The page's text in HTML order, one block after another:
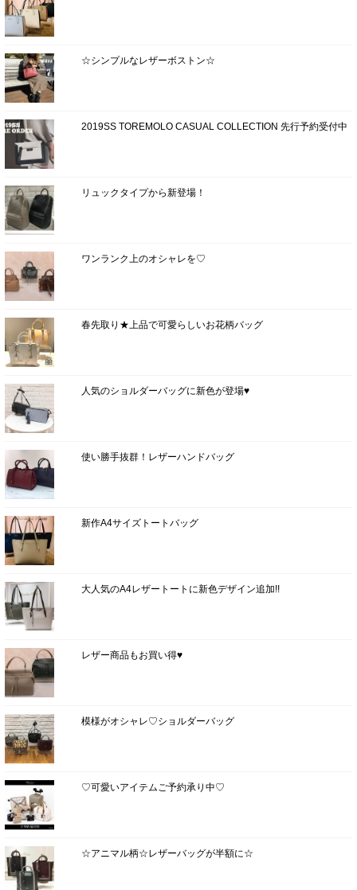
☆シンプルなレザーボストン☆
2019SS TOREMOLO CASUAL COLLECTION 先行予約受付中
リュックタイプから新登場！
ワンランク上のオシャレを♡
春先取り★上品で可愛らしいお花柄バッグ
人気のショルダーバッグに新色が登場♥
使い勝手抜群！レザーハンドバッグ
新作A4サイズトートバッグ
大人気のA4レザートートに新色デザイン追加!!
レザー商品もお買い得♥
模様がオシャレ♡ショルダーバッグ
♡可愛いアイテムご予約承り中♡
☆アニマル柄☆レザーバッグが半額に☆